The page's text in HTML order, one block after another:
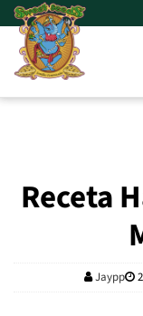
Skip to main content
Receta
Jaypp